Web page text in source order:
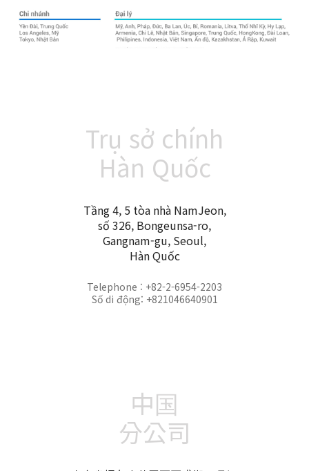
Trụ sở chính
Hàn Quốc
Tầng 4, 5 tòa nhà NamJeon,
số 326, Bongeunsa-ro,
Gangnam-gu, Seoul,
Hàn Quốc
Telephone : +82-2-6954-2203
Số di động: +821046640901
中国
分公司